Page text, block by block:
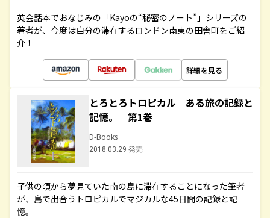
英会話本でおなじみの「Kayoの“秘密のノート”」シリーズの
著者が、今度は自分の滞在するロンドン南東の田舎町をご紹
介！
詳細を見る
とろとろトロピカル ある旅の記録と
記憶。 第1巻
D-Books
2018.03.29 発売
子供の頃から夢見ていた南の島に滞在することになった筆者
が、島で出合うトロピカルでマジカルな45日間の記録と記
憶。